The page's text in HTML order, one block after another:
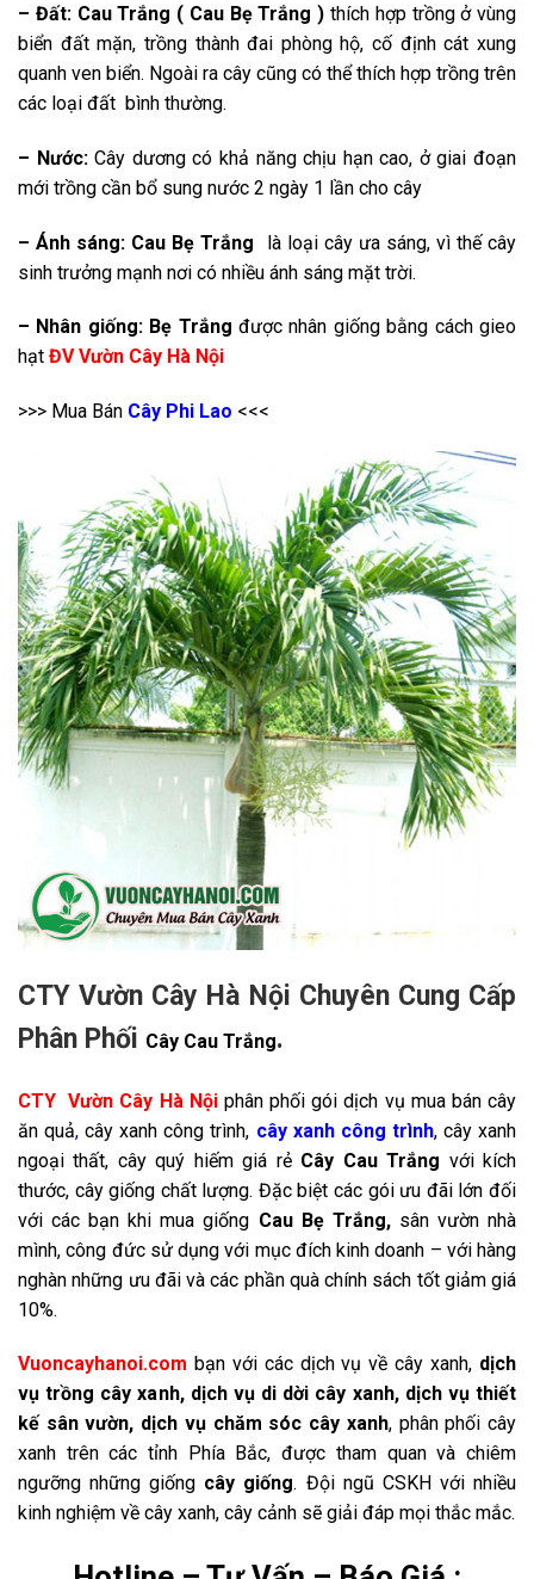
– Đất: Cau Trắng ( Cau Bẹ Trắng ) thích hợp trồng ở vùng
biển đất mặn, trồng thành đai phòng hộ, cố định cát xung
quanh ven biển. Ngoài ra cây cũng có thể thích hợp trồng trên
các loại đất bình thường.
– Nước:Cây dương có khả năng chịu hạn cao, ở giai đoạn
mới trồng cần bổ sung nước 2 ngày 1 lần cho cây
– Ánh sáng: Cau Bẹ Trắng
là loại cây ưa sáng, vì thế cây
sinh trưởng mạnh nơi có nhiều ánh sáng mặt trời.
– Nhân giống: Bẹ Trắngđược nhân giống bằng cách gieo
hạt ĐV Vườn Cây Hà Nội
>>> Mua Bán Cây Phi Lao <<<
CTY Vườn Cây Hà Nội Chuyên Cung Cấp
Phân Phối Cây Cau Trắng.
CTY Vườn Cây Hà Nội phân phối gói dịch vụ mua bán cây
ăn quả,cây xanh công trình, cây xanh công trình, cây xanh
ngoại thất, cây quý hiếm giá rẻCây Cau Trắng với kích
thước, cây giống chất lượng. Đặc biệt các gói ưu đãi lớn đối
với các bạn khi mua giống Cau Bẹ Trắng,sân vườn nhà
mình, công đức sử dụng với mục đích kinh doanh – với hàng
nghàn những ưu đãi và các phần quà chính sách tốt giảm giá
10%.
Vuoncayhanoi.com bạn với các dịch vụ về cây xanh, dịch
vụ trồng cây xanh, dịch vụ di dời cây xanh, dịch vụ thiết
kế sân vườn, dịch vụ chăm sóc cây xanh, phân phối cây
xanh trên các tỉnh Phía Bắc, được tham quan và chiêm
ngưỡng những giống cây giống. Đội ngũ CSKH với nhiều
kinh nghiệm về cây xanh, cây cảnh sẽ giải đáp mọi thắc mắc.